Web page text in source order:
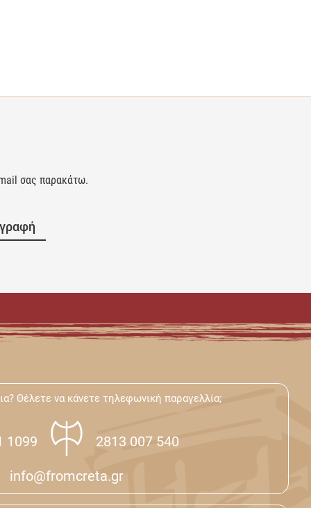
σας παρακάτω.
Θέλετε να κάνετε τηλεφωνική παραγελλία;
1099 2813 007 540
info@fromcreta.gr